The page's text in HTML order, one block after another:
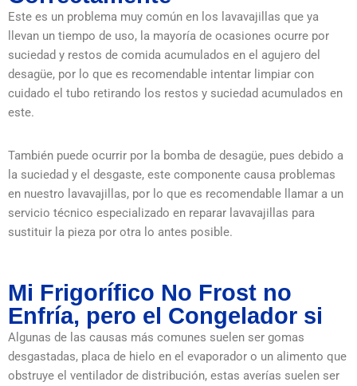
Este es un problema muy común en los lavavajillas que ya
llevan un tiempo de uso, la mayoría de ocasiones ocurre por
suciedad y restos de comida acumulados en el agujero del
desagüe, por lo que es recomendable intentar limpiar con
cuidado el tubo retirando los restos y suciedad acumulados en
este.
También puede ocurrir por la bomba de desagüe, pues debido a
la suciedad y el desgaste, este componente causa problemas
en nuestro lavavajillas, por lo que es recomendable llamar a un
servicio técnico especializado en reparar lavavajillas para
sustituir la pieza por otra lo antes posible.
Mi Frigorífico No Frost no
Enfría, pero el Congelador si
Algunas de las causas más comunes suelen ser gomas
desgastadas, placa de hielo en el evaporador o un alimento que
obstruye el ventilador de distribución, estas averías suelen ser